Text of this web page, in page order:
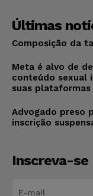
Últimas
Composição da
Meta é alvo de
conteúdo sexual
suas plataformas
Advogado preso
inscrição
Inscreva-se